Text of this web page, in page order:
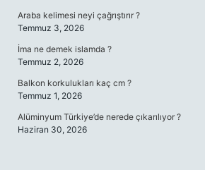
Araba kelimesi neyi çağrıştırır ?
Temmuz 3, 2026
İma ne demek islamda ?
Temmuz 2, 2026
Balkon korkulukları kaç cm ?
Temmuz 1, 2026
Alüminyum Türkiye’de nerede çıkarılıyor ?
Haziran 30, 2026